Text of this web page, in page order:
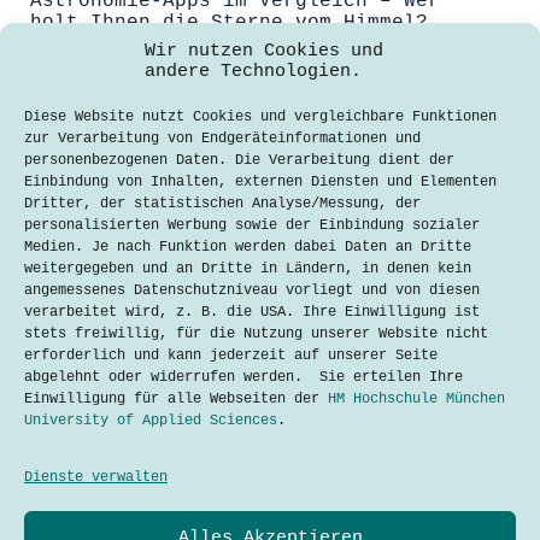
Wir nutzen Cookies und
andere Technologien.
Diese Website nutzt Cookies und vergleichbare Funktionen
zur Verarbeitung von Endgeräteinformationen und
personenbezogenen Daten. Die Verarbeitung dient der
Einbindung von Inhalten, externen Diensten und Elementen
Dritter, der statistischen Analyse/Messung, der
personalisierten Werbung sowie der Einbindung sozialer
Medien. Je nach Funktion werden dabei Daten an Dritte
weitergegeben und an Dritte in Ländern, in denen kein
angemessenes Datenschutzniveau vorliegt und von diesen
verarbeitet wird, z. B. die USA. Ihre Einwilligung ist
stets freiwillig, für die Nutzung unserer Website nicht
erforderlich und kann jederzeit auf unserer Seite
abgelehnt oder widerrufen werden. Sie erteilen Ihre
Einwilligung für alle Webseiten der HM Hochschule München
University of Applied Sciences .
Dienste verwalten
holt Ihnen die Sterne vom Himmel?
Charis Hoeft-Schreiner
Die Sternenkunde fasziniert
Wissenschaftler und Hobbyastronomen.
Früher eigneten sich Menschen dieses
Wissen durch Bücher, kostspielige
Teleskope und aufwendige
Himmelsbeobachtungen an. Heute
greifen Astronomie-Enthusiasten auf
gebündeltes Wissen in sogenannten
„Astro-Apps“ zurück. TechTalkers-
Redakteurin Charis Höft-Schreiner hat
die Apps “Sky Guide” und “SkyView…
LesenAstronomie-
Apps
–
holt
Datenschutzerklärung